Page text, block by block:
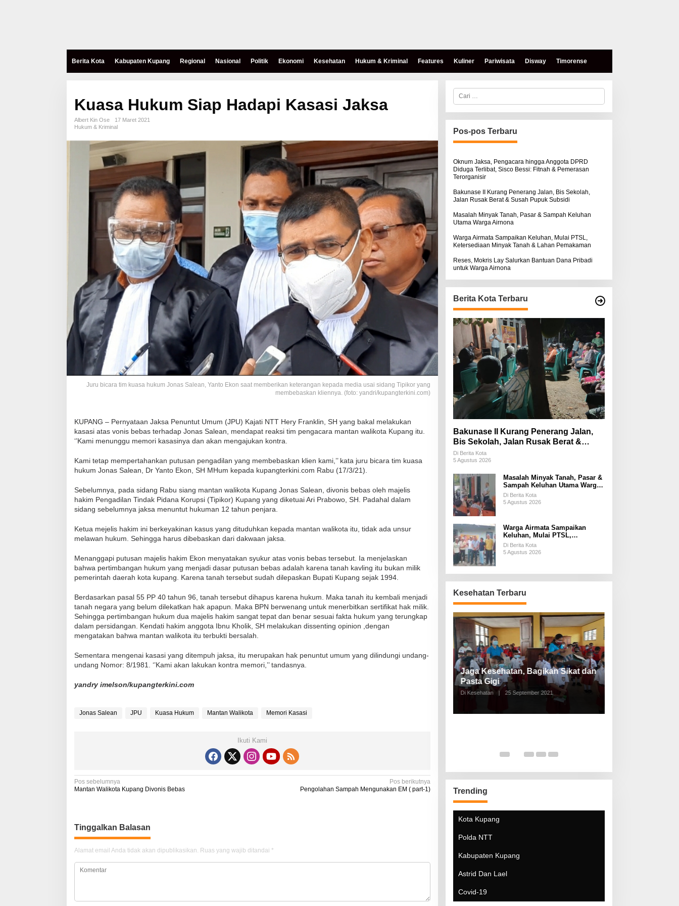
Berita Kota Kabupaten Kupang Regional Nasional Politik Ekonomi Kesehatan Hukum & Kriminal Features Kuliner Pariwisata Disway Timorense
Kuasa Hukum Siap Hadapi Kasasi Jaksa
Albert Kin Ose
17 Maret 2021
Hukum & Kriminal
Juru bicara tim kuasa hukum Jonas Salean, Yanto Ekon saat memberikan keterangan kepada media usai sidang Tipikor yang
membebaskan kliennya. (foto: yandri/kupangterkini.com)
KUPANG – Pernyataan Jaksa Penuntut Umum (JPU) Kajati NTT Hery Franklin, SH yang bakal melakukan
kasasi atas vonis bebas terhadap Jonas Salean, mendapat reaksi tim pengacara mantan walikota Kupang itu.
‘’Kami menunggu memori kasasinya dan akan mengajukan kontra.
Kami tetap mempertahankan putusan pengadilan yang membebaskan klien kami,’’ kata juru bicara tim kuasa
hukum Jonas Salean, Dr Yanto Ekon, SH MHum kepada kupangterkini.com Rabu (17/3/21).
Sebelumnya, pada sidang Rabu siang mantan walikota Kupang Jonas Salean, divonis bebas oleh majelis
hakim Pengadilan Tindak Pidana Korupsi (Tipikor) Kupang yang diketuai Ari Prabowo, SH. Padahal dalam
sidang sebelumnya jaksa menuntut hukuman 12 tahun penjara.
Ketua mejelis hakim ini berkeyakinan kasus yang dituduhkan kepada mantan walikota itu, tidak ada unsur
melawan hukum. Sehingga harus dibebaskan dari dakwaan jaksa.
Menanggapi putusan majelis hakim Ekon menyatakan syukur atas vonis bebas tersebut. Ia menjelaskan
bahwa pertimbangan hukum yang menjadi dasar putusan bebas adalah karena tanah kavling itu bukan milik
pemerintah daerah kota kupang. Karena tanah tersebut sudah dilepaskan Bupati Kupang sejak 1994.
Berdasarkan pasal 55 PP 40 tahun 96, tanah tersebut dihapus karena hukum. Maka tanah itu kembali menjadi
tanah negara yang belum dilekatkan hak apapun. Maka BPN berwenang untuk menerbitkan sertifikat hak milik.
Sehingga pertimbangan hukum dua majelis hakim sangat tepat dan benar sesuai fakta hukum yang terungkap
dalam persidangan. Kendati hakim anggota Ibnu Kholik, SH melakukan dissenting opinion ,dengan
mengatakan bahwa mantan walikota itu terbukti bersalah.
Sementara mengenai kasasi yang ditempuh jaksa, itu merupakan hak penuntut umum yang dilindungi undang-
undang Nomor: 8/1981. ‘’Kami akan lakukan kontra memori,’’ tandasnya.
yandry imelson/kupangterkini.com
Jonas Salean JPU Kuasa Hukum Mantan Walikota Memori Kasasi
Ikuti Kami
N
i
g
a
s
p
Pos sebelumnya
Mantan Walikota Kupang Divonis Bebas
Pos berikutnya
Pengolahan Sampah Mengunakan EM ( part-1)
Tinggalkan Balasan
Alamat email Anda tidak akan dipublikasikan. Ruas yang wajib ditandai *
C
r
i
u
n
u
:
Pos-pos Terbaru
Oknum Jaksa, Pengacara hingga Anggota DPRD
Diduga Terlibat, Sisco Bessi: Fitnah & Pemerasan
Terorganisir
Bakunase II Kurang Penerang Jalan, Bis Sekolah,
Jalan Rusak Berat & Susah Pupuk Subsidi
Masalah Minyak Tanah, Pasar & Sampah Keluhan
Utama Warga Airnona
Warga Airmata Sampaikan Keluhan, Mulai PTSL,
Ketersediaan Minyak Tanah & Lahan Pemakaman
Reses, Mokris Lay Salurkan Bantuan Dana Pribadi
untuk Warga Airnona
Berita Kota Terbaru
Bakunase II Kurang Penerang Jalan,
Bis Sekolah, Jalan Rusak Berat &
Susah Pupuk Subsidi
Di Berita Kota
5 Agustus 2026
Masalah Minyak Tanah, Pasar &
Sampah Keluhan Utama Warga
Airnona
Di Berita Kota
5 Agustus 2026
Warga Airmata Sampaikan
Keluhan, Mulai PTSL,
Ketersediaan Minyak Tanah &
Lahan Pemakaman
Di Berita Kota
5 Agustus 2026
Kesehatan Terbaru
Jaga Kesehatan, Bagikan Sikat dan
Pasta Gigi
Di Kesehatan | 25 September 2021
Trending
Kota Kupang
Polda NTT
Kabupaten Kupang
Astrid Dan Lael
Covid-19